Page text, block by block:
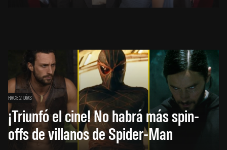
HACE 2 DÍAS
¡Triunfó el cine! No habrá más spin-
offs de villanos de Spider-Man